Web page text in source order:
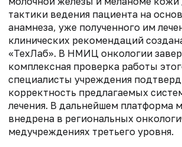
тактики ведения пациента на
анамнеза, уже полученного им
клинических рекомендаций
«ТехЛаб». В НМИЦ онкологии
комплексная проверка работы
специалисты учреждения
корректность предлагаемых
лечения. В дальнейшем платформа
внедрена в региональных
медучреждениях третьего уровня.